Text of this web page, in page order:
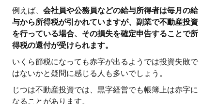
例えば、 会社員や公務員などの給与所得者は毎月の給
与から所得税が引かれていますが、副業で不動産投資
を行っている場合、その損失を確定申告することで所
得税の還付が受けられます。
いくら節税になっても赤字が出るようでは投資失敗で
はないかと疑問に感じる人も多いでしょう。
じつは不動産投資では、黒字経営でも帳簿上は赤字に
なることがあります。